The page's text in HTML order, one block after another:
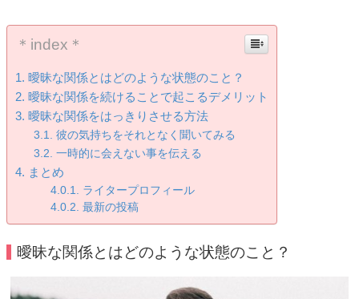
＊index＊
曖昧な関係とはどのような状態のこと？
曖昧な関係を続けることで起こるデメリット
曖昧な関係をはっきりさせる方法
彼の気持ちをそれとなく聞いてみる
一時的に会えない事を伝える
まとめ
ライタープロフィール
最新の投稿
曖昧な関係とはどのような状態のこと？